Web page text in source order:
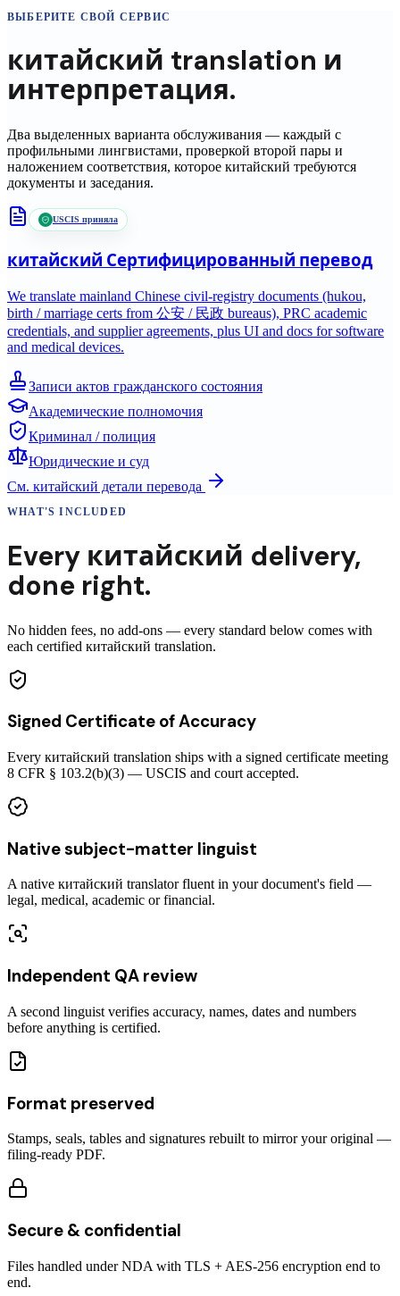
ВЫБЕРИТЕ СВОЙ СЕРВИС
китайский translation и
интерпретация.
Два выделенных варианта обслуживания — каждый с
профильными лингвистами, проверкой второй пары и
наложением соответствия, которое китайский требуются
документы и заседания.
USCIS приняла
китайский Сертифицированный перевод
We translate mainland Chinese civil-registry documents (hukou,
birth / marriage certs from 公安 / 民政 bureaus), PRC academic
credentials, and supplier agreements, plus UI and docs for software
and medical devices.
Записи актов гражданского состояния
Академические полномочия
Криминал / полиция
Юридические и суд
См. китайский детали перевода
WHAT'S INCLUDED
Every китайский delivery,
done right.
No hidden fees, no add-ons — every standard below comes with
each certified китайский translation.
Signed Certificate of Accuracy
Every китайский translation ships with a signed certificate meeting
8 CFR § 103.2(b)(3) — USCIS and court accepted.
Native subject-matter linguist
A native китайский translator fluent in your document's field —
legal, medical, academic or financial.
Independent QA review
A second linguist verifies accuracy, names, dates and numbers
before anything is certified.
Format preserved
Stamps, seals, tables and signatures rebuilt to mirror your original —
filing-ready PDF.
Secure & confidential
Files handled under NDA with TLS + AES-256 encryption end to
end.